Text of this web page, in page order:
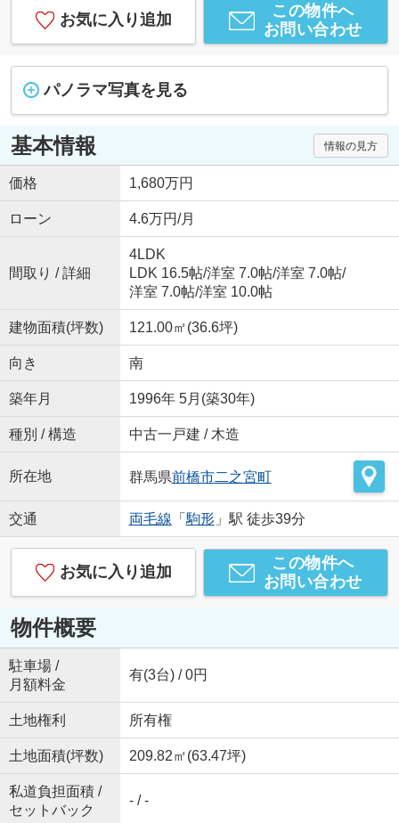
お気に入り追加
この物件へ
お問い合わせ
パノラマ写真を見る
基本情報 情報の見方
価格 1,680万円
ローン 4.6万円/月
間取り / 詳細
4LDK
LDK 16.5帖/洋室 7.0帖/洋室 7.0帖/
洋室 7.0帖/洋室 10.0帖
建物面積(坪数) 121.00㎡(36.6坪)
向き 南
築年月 1996年 5月(築30年)
種別 / 構造 中古一戸建 / 木造
所在地 群馬県前橋市二之宮町
交通 両毛線 「駒形」駅 徒歩39分
お気に入り追加
この物件へ
お問い合わせ
物件概要
駐車場 /
月額料金
有(3台) / 0円
土地権利 所有権
土地面積(坪数) 209.82㎡(63.47坪)
私道負担面積 /
セットバック
- / -